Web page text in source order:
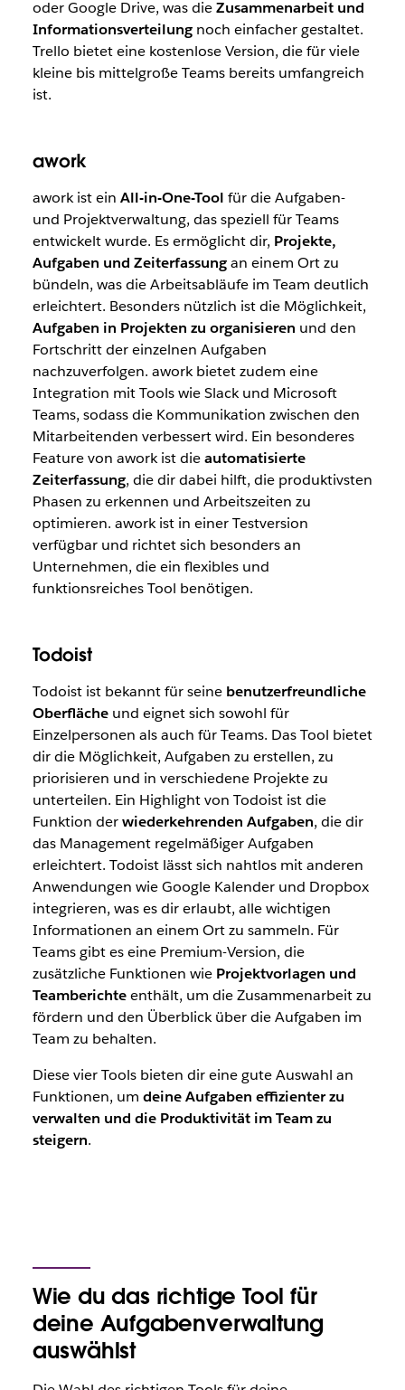
oder Google Drive, was dieZusammenarbeit und
Informationsverteilungnoch einfacher gestaltet.
Trello bietet eine kostenlose Version, die für viele
kleine bis mittelgroße Teams bereits umfangreich
ist.
awork
awork ist ein All-in-One-Tool für die Aufgaben-
und Projektverwaltung, das speziell für Teams
entwickelt wurde. Es ermöglicht dir, Projekte,
Aufgaben und Zeiterfassungan einem Ort zu
bündeln, was die Arbeitsabläufe im Team deutlich
erleichtert. Besonders nützlich ist die Möglichkeit,
Aufgaben in Projekten zu organisieren und den
Fortschritt der einzelnen Aufgaben
nachzuverfolgen. awork bietet zudem eine
Integration mit Tools wie Slack und Microsoft
Teams, sodass die Kommunikation zwischen den
Mitarbeitenden verbessert wird. Ein besonderes
Feature von awork ist dieautomatisierte
Zeiterfassung, die dir dabei hilft, die produktivsten
Phasen zu erkennen und Arbeitszeiten zu
optimieren. awork ist in einer Testversion
verfügbar und richtet sich besonders an
Unternehmen, die ein flexibles und
funktionsreiches Tool benötigen.
Todoist
Todoist ist bekannt für seine benutzerfreundliche
Oberflächeund eignet sich sowohl für
Einzelpersonen als auch für Teams. Das Tool bietet
dir die Möglichkeit, Aufgaben zu erstellen, zu
priorisieren und in verschiedene Projekte zu
unterteilen. Ein Highlight von Todoist ist die
Funktion derwiederkehrenden Aufgaben, die dir
das Management regelmäßiger Aufgaben
erleichtert. Todoist lässt sich nahtlos mit anderen
Anwendungen wie Google Kalender und Dropbox
integrieren, was es dir erlaubt, alle wichtigen
Informationen an einem Ort zu sammeln. Für
Teams gibt es eine Premium-Version, die
zusätzliche Funktionen wie Projektvorlagen und
Teamberichteenthält, um die Zusammenarbeit zu
fördern und den Überblick über die Aufgaben im
Team zu behalten.
Diese vier Tools bieten dir eine gute Auswahl an
Funktionen, um deine Aufgaben effizienter zu
verwalten und die Produktivität im Team zu
steigern.
Wie du das richtige Tool für
deine Aufgabenverwaltung
auswählst